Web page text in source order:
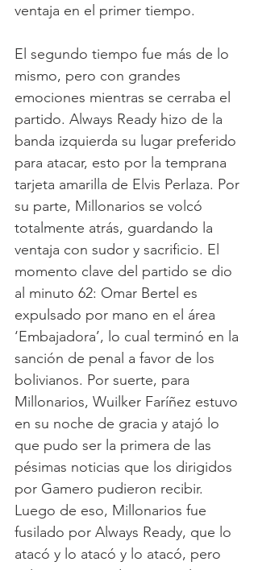
ventaja en el primer tiempo.
El segundo tiempo fue más de lo
mismo, pero con grandes
emociones mientras se cerraba el
partido. Always Ready hizo de la
banda izquierda su lugar preferido
para atacar, esto por la temprana
tarjeta amarilla de Elvis Perlaza. Por
su parte, Millonarios se volcó
totalmente atrás, guardando la
ventaja con sudor y sacrificio. El
momento clave del partido se dio
al minuto 62: Omar Bertel es
expulsado por mano en el área
‘Embajadora’, lo cual terminó en la
sanción de penal a favor de los
bolivianos. Por suerte, para
Millonarios, Wuilker Faríñez estuvo
en su noche de gracia y atajó lo
que pudo ser la primera de las
pésimas noticias que los dirigidos
por Gamero pudieron recibir.
Luego de eso, Millonarios fue
fusilado por Always Ready, que lo
atacó y lo atacó y lo atacó, pero